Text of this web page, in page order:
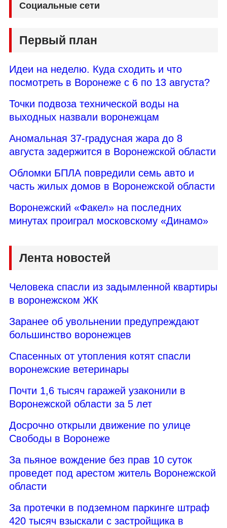
Социальные сети
Первый план
Идеи на неделю. Куда сходить и что
посмотреть в Воронеже с 6 по 13 августа?
Точки подвоза технической воды на
выходных назвали воронежцам
Аномальная 37-градусная жара до 8
августа задержится в Воронежской области
Обломки БПЛА повредили семь авто и
часть жилых домов в Воронежской области
Воронежский «Факел» на последних
минутах проиграл московскому «Динамо»
Лента новостей
Человека спасли из задымленной квартиры
в воронежском ЖК
Заранее об увольнении предупреждают
большинство воронежцев
Спасенных от утопления котят спасли
воронежские ветеринары
Почти 1,6 тысяч гаражей узаконили в
Воронежской области за 5 лет
Досрочно открыли движение по улице
Свободы в Воронеже
За пьяное вождение без прав 10 суток
проведет под арестом житель Воронежской
области
За протечки в подземном паркинге штраф
420 тысяч взыскали с застройщика в